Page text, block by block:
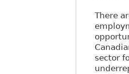
There
sector